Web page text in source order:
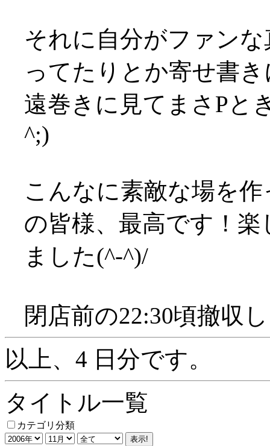
それに自分がファン
ってたりとか寄せ書
遠巻きに見てまさPと
^;)
こんなに素敵な場を
の皆様、最高です！
ました(^-^)/
閉店前の22:30頃撤収
以上、4 日分です。
タイトル一覧
カテゴリ分類